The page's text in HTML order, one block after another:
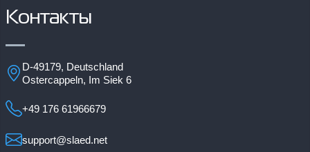
Контакты
D-49179, Deutschland
Ostercappeln, Im Siek 6
+49 176 61966679
support@slaed.net